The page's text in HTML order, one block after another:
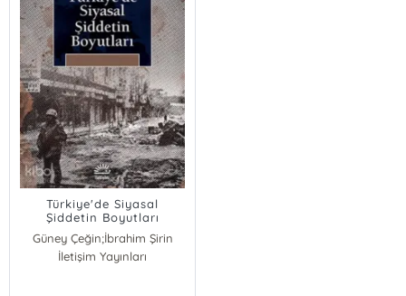
Türkiye'de Siyasal
Şiddetin Boyutları
Güney Çeğin;İbrahim Şirin
İbrahim Şirin
İletişim Yayınları